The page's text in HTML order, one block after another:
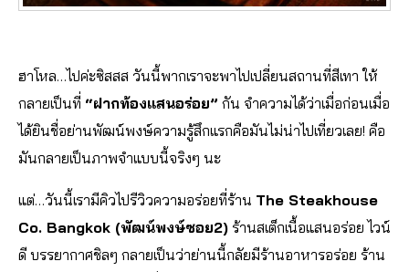
ฮาโหล…ไปค่ะซิสสส วันนี้พากเราจะพาไปเปลี่ยนสถานที่สีเทา ให้
กลายเป็นที่ “ฝากท้องแสนอร่อย” กัน จำความได้ว่าเมื่อก่อนเมื่อ
ได้ยินชื่อย่านพัฒน์พงษ์ความรู้สึกแรกคือมันไม่น่าไปเที่ยวเลย! คือ
มันกลายเป็นภาพจำแบบนี้จริงๆ นะ
แต่…วันนี้เรามีคิวไปรีวิวความอร่อยที่ร้าน The Steakhouse
Co. Bangkok (พัฒน์พงษ์ซอย2) ร้านสเต็กเนื้อแสนอร่อย ไวน์
ดี บรรยากาศชิลๆ กลายเป็นว่าย่านนี้กลัยมีร้านอาหารอร่อย ร้าน